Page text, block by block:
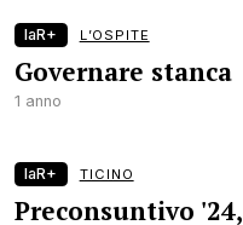
laR+ L’OSPITE
Governare stanca
1 anno
laR+ TICINO
Preconsuntivo '24,